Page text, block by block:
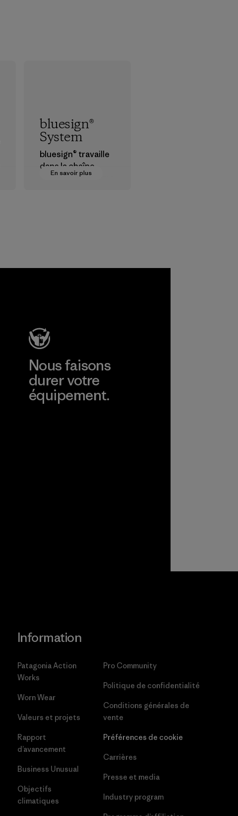
En savoir plus
bluesign®
System
bluesign® travaille
dans la chaîne
d’approvisionneme
Nous faisons
durer votre
équipement.
Information
Patagonia Action
Works
Worn Wear
Valeurs et projets
Rapport
d’avancement
Business Unusual
Objectifs
climatiques
Pro Community
Politique de confidentialité
Conditions générales de
vente
Préférences de cookie
Carrières
Presse et media
Industry program